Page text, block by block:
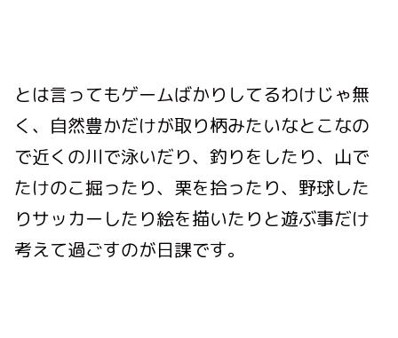
とは言ってもゲームばかりしてるわけじゃ無
く、自然豊かだけが取り柄みたいなとこなの
で近くの川で泳いだり、釣りをしたり、山で
たけのこ掘ったり、栗を拾ったり、野球した
りサッカーしたり絵を描いたりと遊ぶ事だけ
考えて過ごすのが日課です。